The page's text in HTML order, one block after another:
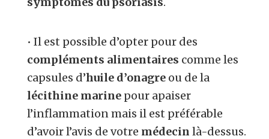
• Il est possible d’opter pour des
compléments alimentaires comme les
capsules d’huile d’onagre ou de la
lécithine marine pour apaiser
l’inflammation mais il est préférable
d’avoir l’avis de votre médecin là-dessus.